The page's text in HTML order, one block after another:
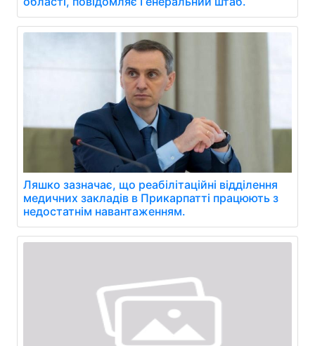
Ляшко зазначає, що реабілітаційні відділення
медичних закладів в Прикарпатті працюють з
недостатнім навантаженням.